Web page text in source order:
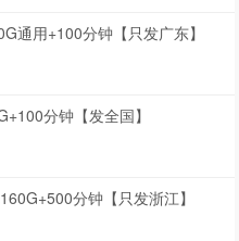
通用+100分钟【只发广东】
分钟【发全国】
分钟【只发浙江】